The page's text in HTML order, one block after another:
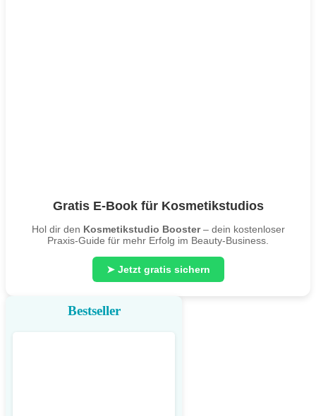
Gratis E-Book für Kosmetikstudios
Hol dir den Kosmetikstudio Booster– dein kostenloser
Praxis-Guide für mehr Erfolg im Beauty-Business.
➤ Jetzt gratis sichern
Bestseller